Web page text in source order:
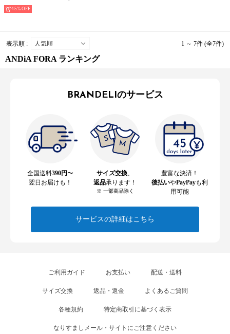
45%
表示順 : 1 ～ 7件 (全7件)
ANDiA FORA ランキング
BRANDELIのサービス
全国送料390円〜
翌日お届けも！
サイズ交換、
返品承ります！
※ 一部商品除く
豊富な決済！
後払いやPayPayも利
用可能
サービスの詳細はこちら
ご利用ガイド お支払い 配送・送料
サイズ交換 返品・返金 よくあるご質問
各種規約 特定商取引に基づく表示
なりすましメール・サイトにご注意ください